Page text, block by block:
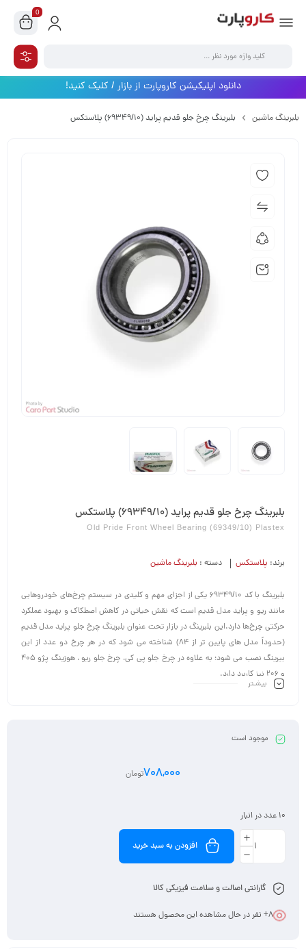
0
دانلود اپلیکیشن کاروپارت از بازار / کلیک کنید!
بلبرینگ ماشین بلبرینگ چرخ جلو قدیم پراید (69349/10) پلاستکس
بلبرینگ چرخ جلو قدیم پراید (69349/10) پلاستکس
Old Pride Front Wheel Bearing (69349/10) Plastex
برند: پلاستکس دسته : بلبرینگ ماشین
بلبرینگ با کد 69349/10 یکی از اجزای مهم و کلیدی در سیستم چرخ‌های خودروهایی
مانند ریو و پراید مدل قدیم است که نقش حیاتی در کاهش اصطکاک و بهبود عملکرد
حرکتی چرخ‌ها دارد.این بلبرینگ در بازار تحت عنوان بلبرینگ چرخ جلو پراید مدل قدیم
(حدوداً مدل های پایین تر از ۸۴) شناخته می شود که در هر چرخ دو عدد از این
بیرینگ نصب می شود؛ به علاوه در چرخ جلو پی کی، چرخ جلو ریو ، هوزینگ پژو ۴۰۵
و ۲۰۶ نیز کاربرد دارد.
بیشـتر
موجود است
708,000تومان
10 عدد در انبار
افزودن به سبد خرید
گارانتی اصالت و سلامت فیزیکی کالا
8+ نفر در حال مشاهده این محصول هستند